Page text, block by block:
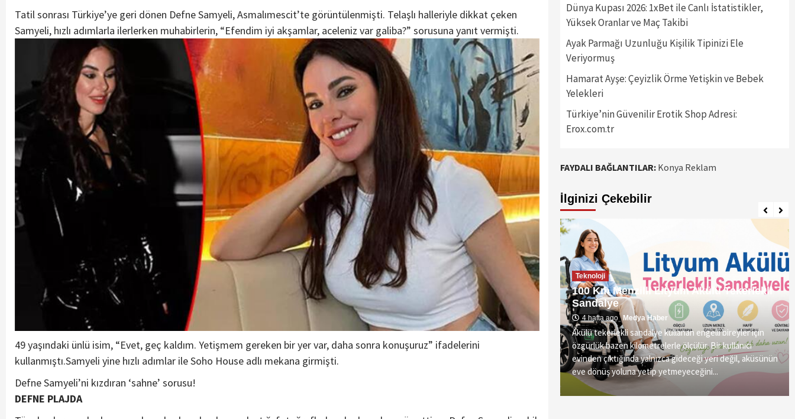
Tatil sonrası Türkiye’ye geri dönen Defne Samyeli, Asmalımescit’te görüntülenmişti. Telaşlı halleriyle dikkat çeken
Samyeli, hızlı adımlarla ilerlerken muhabirlerin, “Efendim iyi akşamlar, aceleniz var galiba?” sorusuna yanıt vermişti.
49 yaşındaki ünlü isim, “Evet, geç kaldım. Yetişmem gereken bir yer var, daha sonra konuşuruz” ifadelerini
kullanmıştı.Samyeli yine hızlı adımlar ile Soho House adlı mekana girmişti.
Defne Samyeli’ni kızdıran ‘sahne’ sorusu!
DEFNE PLAJDA
Dünya Kupası 2026: 1xBet ile Canlı İstatistikler,
Yüksek Oranlar ve Maç Takibi
Ayak Parmağı Uzunluğu Kişilik Tipinizi Ele
Veriyormuş
Hamarat Ayşe: Çeyizlik Örme Yetişkin ve Bebek
Yelekleri
Türkiye’nin Güvenilir Erotik Shop Adresi:
Erox.com.tr
FAYDALI BAĞLANTILAR: Konya Reklam
İlginizi Çekebilir
Teknoloji
Çevre Dostu Ulaşım Araçları
2 yıl ago Medya Haber
Çevre dostu ulaşım araçları karbon ayak izinin
azaltılmasında önemli bir role sahiptir. Teknolojinin
Teknoloji
100 Km Menzilli Lityum Akülü Tekerlekli
Sandalye
4 hafta ago Medya Haber
Akülü tekerlekli sandalye kullanan engelli bireyler için
özgürlük bazen kilometrelerle ölçülür. Bir kullanıcı
evinden çıktığında yalnızca gideceği yeri değil, aküsünün
eve dönüş yoluna yetip yetmeyeceğini...